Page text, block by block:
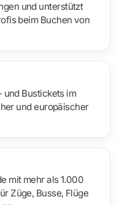
und unterstützt
beim Buchen von
und Bustickets im
und europäischer
mit mehr als 1.000
Züge, Busse, Flüge